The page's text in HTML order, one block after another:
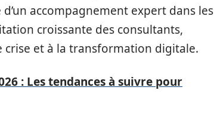
accompagnement expert dans les
croissante des consultants,
crise et à la transformation digitale.
: Les tendances à suivre pour